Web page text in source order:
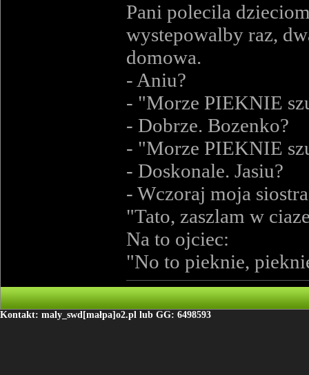
Pani polecila
wystepowalby raz,
domowa.
- Aniu?
- "Morze PIEKNIE
- Dobrze. Bozenko?
- "Morze PIEKNIE
- Doskonale. Jasiu?
- Wczoraj moja
"Tato, zaszlam w
Na to ojciec:
"No to pieknie,
Kontakt: maly_swd[małpa]o2.pl lub GG: 6498593